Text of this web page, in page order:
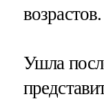
возрастов.
Ушла